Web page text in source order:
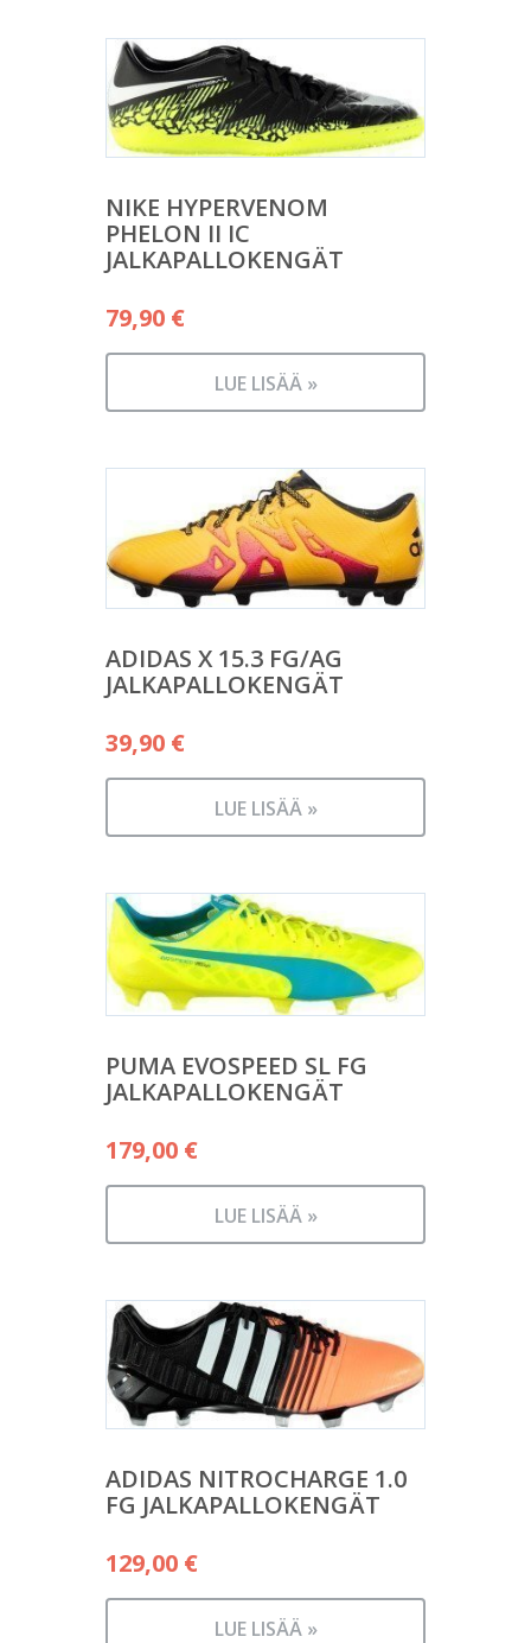
NIKE HYPERVENOM
PHELON II IC
JALKAPALLOKENGÄT
79,90 €
LUE LISÄÄ »
ADIDAS X 15.3 FG/AG
JALKAPALLOKENGÄT
39,90 €
LUE LISÄÄ »
PUMA EVOSPEED SL FG
JALKAPALLOKENGÄT
179,00 €
LUE LISÄÄ »
ADIDAS NITROCHARGE 1.0
FG JALKAPALLOKENGÄT
129,00 €
LUE LISÄÄ »